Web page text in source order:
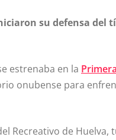
su defensa
estrenaba en la
onubense para
Recreativo de Huelva,